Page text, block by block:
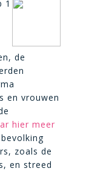
1
de
en vrouwen
hier meer
zoals de
en streed